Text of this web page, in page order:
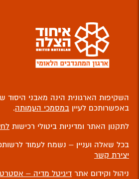
השקיפות הארגונית הינה מאבני היסוד
באפשרותכם לעיין במסמכי העמותה.
לתקנון האתר ומדיניות ביטולי רכישות
בכל שאלה ועניין – נשמח לעמוד
יצירת קשר
ניהול וקידום אתר דיגיטל מדיה –